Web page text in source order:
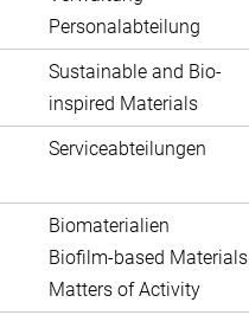
Personalabteilung
Sustainable and Bio-
inspired Materials
Serviceabteilungen
Biomaterialien
Biofilm-based Materials
Matters of Activity